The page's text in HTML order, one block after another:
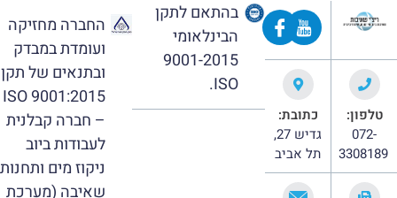
טלפון:
072-
3308189
כתובת:
גדיש 27,
תל אביב
בהתאם לתקן
הבינלאומי
9001-2015
ISO.
החברה מחזיקה
ועומדת במבדק
ובתנאים של תקן
ISO 9001:2015
– חברה קבלנית
לעבודות ביוב
ניקוז מים ותחנות
שאיבה (מערכת